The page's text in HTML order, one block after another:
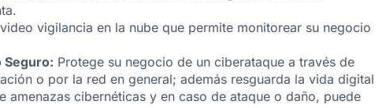
vigilancia en la nube que permite monitorear su negocio
Seguro: Protege su negocio de un ciberataque a través de
o por la red en general; además resguarda la vida digital
cibernéticas y en caso de ataque o daño, puede